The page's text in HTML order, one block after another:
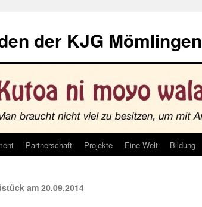
der KJG Mömlingen
Partnerschaft Projekte Eine-Welt Bildung
am 20.09.2014